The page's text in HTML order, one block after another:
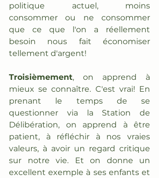
politique actuel, moins
consommer ou ne consommer
que ce que l'on a réellement
besoin nous fait économiser
tellement d'argent!
Troisièmement, on apprend à
mieux se connaître. C'est vrai! En
prenant le temps de se
questionner via la Station de
Délibération, on apprend à être
patient, à réfléchir à nos vraies
valeurs, à avoir un regard critique
sur notre vie. Et on donne un
excellent exemple à ses enfants et